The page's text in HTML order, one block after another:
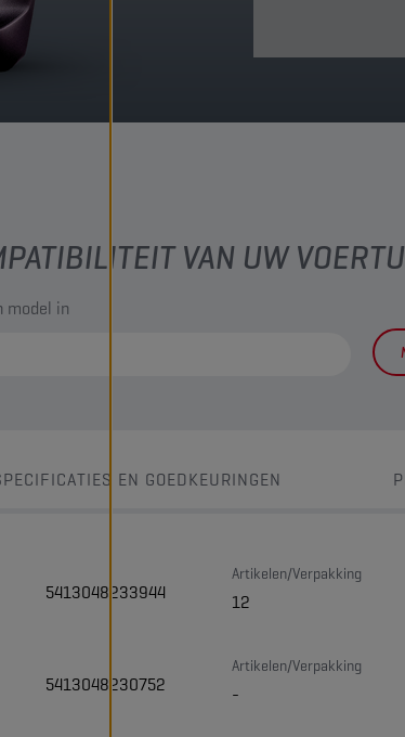
VAN UW
model in
EN GOEDKEURINGEN
5413048233944
Artikelen/Verpakking
12
5413048230752
Artikelen/Verpakking
-